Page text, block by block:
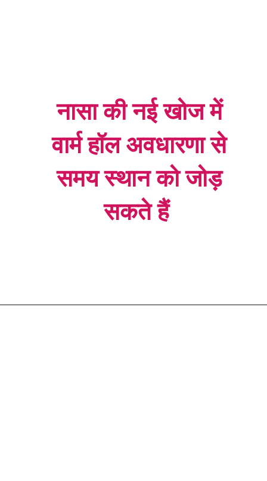
नासा की नई खोज में
वार्म हॉल अवधारणा से
समय स्थान को जोड़
सकते हैं
नासा की नई खोज में
वार्म हॉल अवधारणा से
समय स्थान को जोड़
सकते हैं